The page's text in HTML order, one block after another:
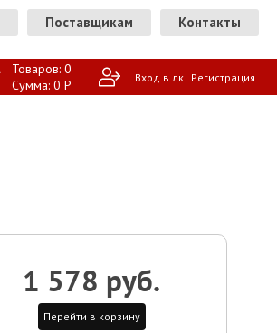
Поставщикам Контакты
Товаров: 0
Сумма: 0 P Вход в лк Регистрация
1 578 руб.
Перейти в корзину